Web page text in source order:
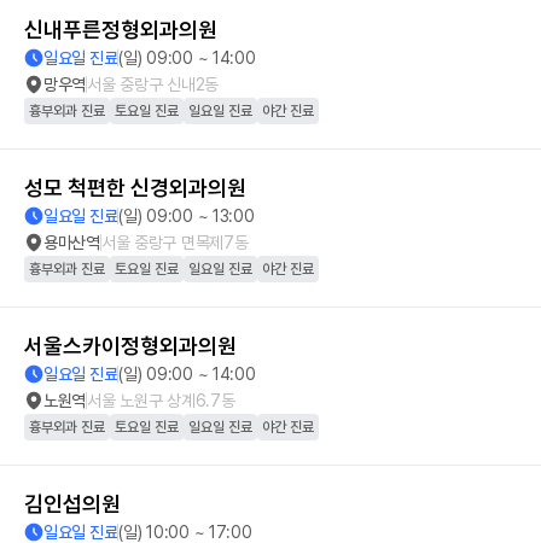
신내푸른정형외과의원
일요일 진료(일) 09:00 ~ 14:00
망우역서울 중랑구 신내2동
흉부외과 진료 토요일 진료 일요일 진료 야간 진료
성모 척편한 신경외과의원
일요일 진료(일) 09:00 ~ 13:00
용마산역서울 중랑구 면목제7동
흉부외과 진료 토요일 진료 일요일 진료 야간 진료
서울스카이정형외과의원
일요일 진료(일) 09:00 ~ 14:00
노원역서울 노원구 상계6.7동
흉부외과 진료 토요일 진료 일요일 진료 야간 진료
김인섭의원
일요일 진료(일) 10:00 ~ 17:00